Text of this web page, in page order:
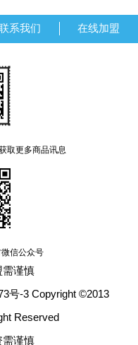
系我们 在线加盟
取更多商品讯息
信公众号
需谨慎
号-3 Copyright ©2013
Reserved
需谨慎